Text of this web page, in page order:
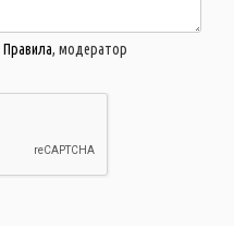
Правила, модератор